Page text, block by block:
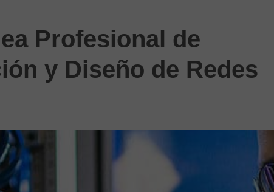
Profesional de
y Diseño de Redes